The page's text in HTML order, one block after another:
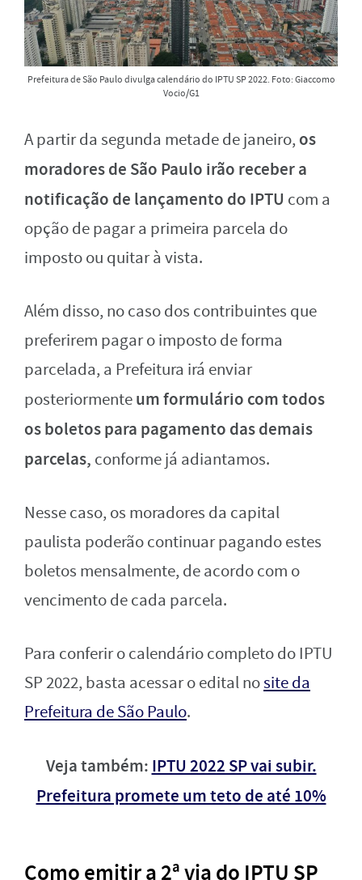
Prefeitura de São Paulo divulga calendário do IPTU SP 2022. Foto: Giaccomo
Vocio/G1
A partir da segunda metade de janeiro, os
moradores de São Paulo irão receber a
notificação de lançamento do IPTU com a
opção de pagar a primeira parcela do
imposto ou quitar à vista.
Além disso, no caso dos contribuintes que
preferirem pagar o imposto de forma
parcelada, a Prefeitura irá enviar
posteriormenteum formulário com todos
os boletos para pagamento das demais
parcelas, conforme já adiantamos.
Nesse caso, os moradores da capital
paulista poderão continuar pagando estes
boletos mensalmente, de acordo com o
vencimento de cada parcela.
Para conferir o calendário completo do IPTU
SP 2022, basta acessar o edital nosite da
Prefeitura de São Paulo.
Veja também: IPTU 2022 SP vai subir.
Prefeitura promete um teto de até 10%
Como emitir a 2ª via do IPTU SP